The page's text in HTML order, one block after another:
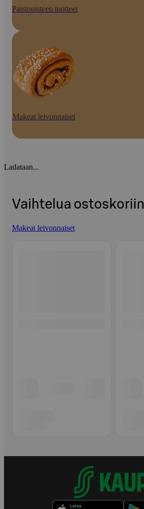
Paistopisteen tuotteet
Makeat leivonnaiset
Ladataan...
Vaihtelua ostoskoriin
Makeat leivonnaiset